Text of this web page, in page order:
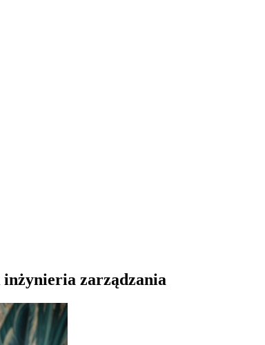
zarządzania